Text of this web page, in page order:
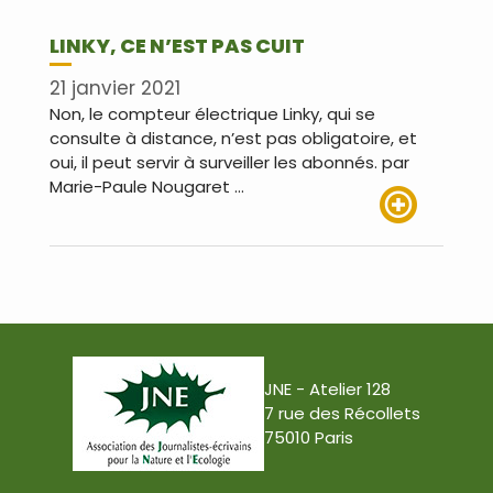
LINKY, CE N’EST PAS CUIT
21 janvier 2021
Non, le compteur électrique Linky, qui se
consulte à distance, n’est pas obligatoire, et
oui, il peut servir à surveiller les abonnés. par
Marie-Paule Nougaret …
JNE - Atelier 128
7 rue des Récollets
75010 Paris